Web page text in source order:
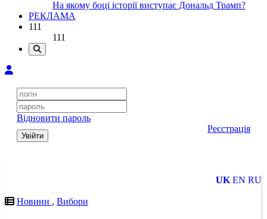
На якому боці історії виступає Дональд Трамп?
РЕКЛАМА
111
111
Відновити пароль
Увійти
Реєстрація
UK EN RU
Новини , Вибори